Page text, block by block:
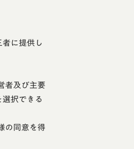
に提供し
者及び主要
択できる
の同意を得